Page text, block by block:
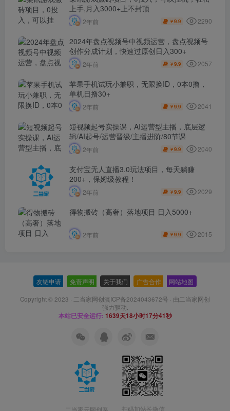
上手,月入3000+上不封顶
2年前 ￥9.9 2290
2024年盘点视频号中视频运营，盘点视频号
创作分成计划，快速过原创日入300+
2年前 ￥9.9 2057
苹果手机试玩小兼职，无限换ID，0本0撸，
单机日撸30+
2年前 ￥9.9 2041
短视频起号实操课，AI运营型主播，底层逻
辑/AI起号/运营晋级/主播进阶/80节课
2年前 ￥9.9 2040
支付宝无人直播3.0玩法项目，每天躺赚
200+，保姆级教程！
2年前 ￥9.9 2029
得物搬砖（高奢）落地项目 日入5000+
2年前 ￥9.9 2015
友链申请 免责声明 关于我们 广告合作 网站地图
Copyright © 2023 · 二当家网创滇ICP备2024043672号 · 由二当家网创
强力驱动.
本站已安全运行: 1639天18小时17分42秒
扫码加站长微信